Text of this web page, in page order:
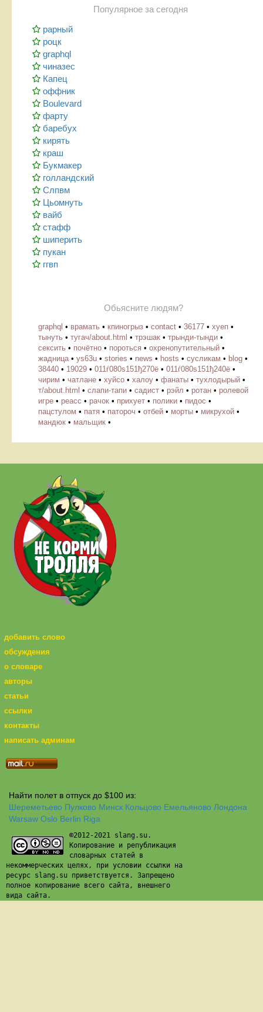
Популярное за сегодня
рарный
роцк
graphql
чиназес
Капец
оффник
Boulevard
фарту
баребух
кирять
краш
Букмакер
голландский
Слпвм
Цьомнуть
вайб
стафф
шиперить
пукан
ггвп
Обьясните людям?
graphql • врамать • кпиногрыз • contact • 36177 • хуеп •
тынуть • тугач/about.html • трэшак • трынди-тынди •
сексить • почётно • пороться • охренопутительный •
жадница• ys63u • stories • news • hosts • cусликам • blog •
38440 • 19029 • 011ѓ080ѕ151ђ270ё • 011ѓ080ѕ151ђ240ё •
чирим • чатлане • хуйсо • халоу • фанаты • тухлодырый •
т/about.html • слапи-тапи • садист • рэйл • ротан • ролевой
игре • реасс • рачок • прихует • полики • пидос •
пацстулом • патя • патороч • отбей • морты • микрухой •
мандюк • мальщик •
добавить слово
обсуждения
о словаре
авторы
статьи
ссылки
контакты
написать админам
Найти полет в отпуск до $100 из:
Шереметьево Пулково Минск Кольцово Емельяново Лондона
Warsaw Oslo Berlin Riga
©2012-2021 slang.su.
Копирование и републикация
словарных статей в
некоммерческих целях, при условии ссылки на
ресурс slang.su приветствуется. Запрещено
полное копирование всего сайта, внешнего
вида сайта.